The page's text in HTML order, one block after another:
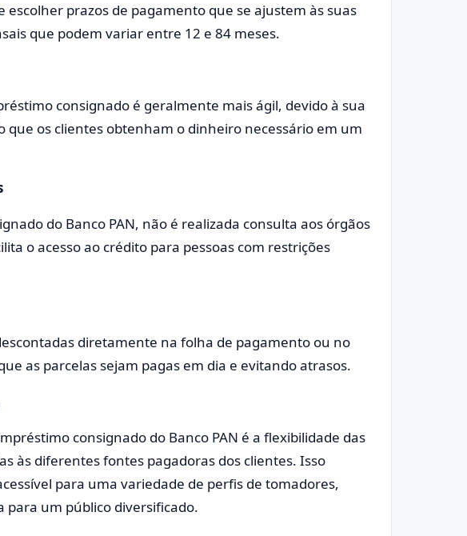
escolher prazos de pagamento que se ajustem às suas
que podem variar entre 12 e 84 meses.
consignado é geralmente mais ágil, devido à sua
os clientes obtenham o dinheiro necessário em um
do Banco PAN, não é realizada consulta aos órgãos
o acesso ao crédito para pessoas com restrições
diretamente na folha de pagamento ou no
as parcelas sejam pagas em dia e evitando atrasos.
consignado do Banco PAN é a flexibilidade das
às diferentes fontes pagadoras dos clientes. Isso
para uma variedade de perfis de tomadores,
um público diversificado.